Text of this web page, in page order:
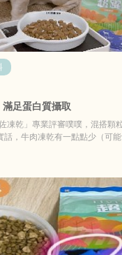
足蛋白質攝取
凍乾」專業評審噗噗，混搭顆
話，牛肉凍乾有一點點少（可